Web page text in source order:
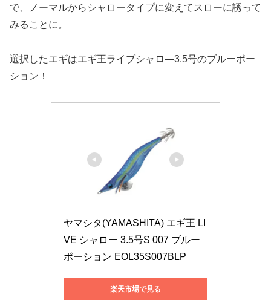
で、ノーマルからシャロータイプに変えてスローに誘って
みることに。
選択したエギはエギ王ライブシャロ―3.5号のブルーポー
ション！
ヤマシタ(YAMASHITA) エギ王 LI
VE シャロー 3.5号S 007 ブルー
ポーション EOL35S007BLP
楽天市場で見る